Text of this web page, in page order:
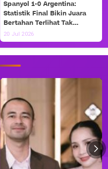
Spanyol 1-0 Argentina:
Statistik Final Bikin Juara
Bertahan Terlihat Tak
Berdaya
20 Jul 2026